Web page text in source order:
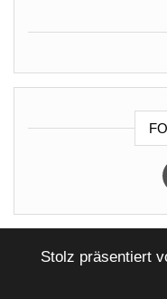
Stolz präsentiert